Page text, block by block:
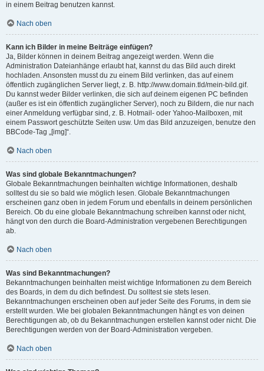
in einem Beitrag benutzen kannst.
Nach oben
Kann ich Bilder in meine Beiträge einfügen?
Ja, Bilder können in deinem Beitrag angezeigt werden. Wenn die
Administration Dateianhänge erlaubt hat, kannst du das Bild auch direkt
hochladen. Ansonsten musst du zu einem Bild verlinken, das auf einem
öffentlich zugänglichen Server liegt, z. B. http://www.domain.tld/mein-bild.gif.
Du kannst weder Bilder verlinken, die sich auf deinem eigenen PC befinden
(außer es ist ein öffentlich zugänglicher Server), noch zu Bildern, die nur nach
einer Anmeldung verfügbar sind, z. B. Hotmail- oder Yahoo-Mailboxen, mit
einem Passwort geschützte Seiten usw. Um das Bild anzuzeigen, benutze den
BBCode-Tag „[img]“.
Nach oben
Was sind globale Bekanntmachungen?
Globale Bekanntmachungen beinhalten wichtige Informationen, deshalb
solltest du sie so bald wie möglich lesen. Globale Bekanntmachungen
erscheinen ganz oben in jedem Forum und ebenfalls in deinem persönlichen
Bereich. Ob du eine globale Bekanntmachung schreiben kannst oder nicht,
hängt von den durch die Board-Administration vergebenen Berechtigungen
ab.
Nach oben
Was sind Bekanntmachungen?
Bekanntmachungen beinhalten meist wichtige Informationen zu dem Bereich
des Boards, in dem du dich befindest. Du solltest sie stets lesen.
Bekanntmachungen erscheinen oben auf jeder Seite des Forums, in dem sie
erstellt wurden. Wie bei globalen Bekanntmachungen hängt es von deinen
Berechtigungen ab, ob du Bekanntmachungen erstellen kannst oder nicht. Die
Berechtigungen werden von der Board-Administration vergeben.
Nach oben